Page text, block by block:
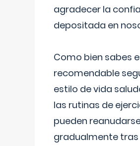
agradecer la
depositada en
Como bien sabes
recomendable
estilo de vida
las rutinas de
pueden
gradualmente tras